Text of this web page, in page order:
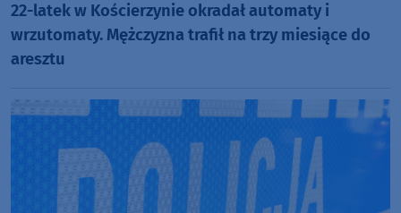
22-latek w Kościerzynie okradał automaty i
wrzutomaty. Mężczyzna trafił na trzy miesiące do
aresztu